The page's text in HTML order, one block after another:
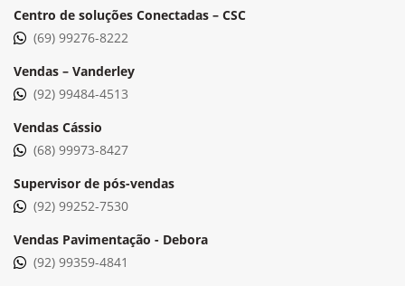
Centro de soluções Conectadas – CSC
(69) 99276-8222
Vendas – Vanderley
(92) 99484-4513
Vendas Cássio
(68) 99973-8427
Supervisor de pós-vendas
(92) 99252-7530
Vendas Pavimentação - Debora
(92) 99359-4841